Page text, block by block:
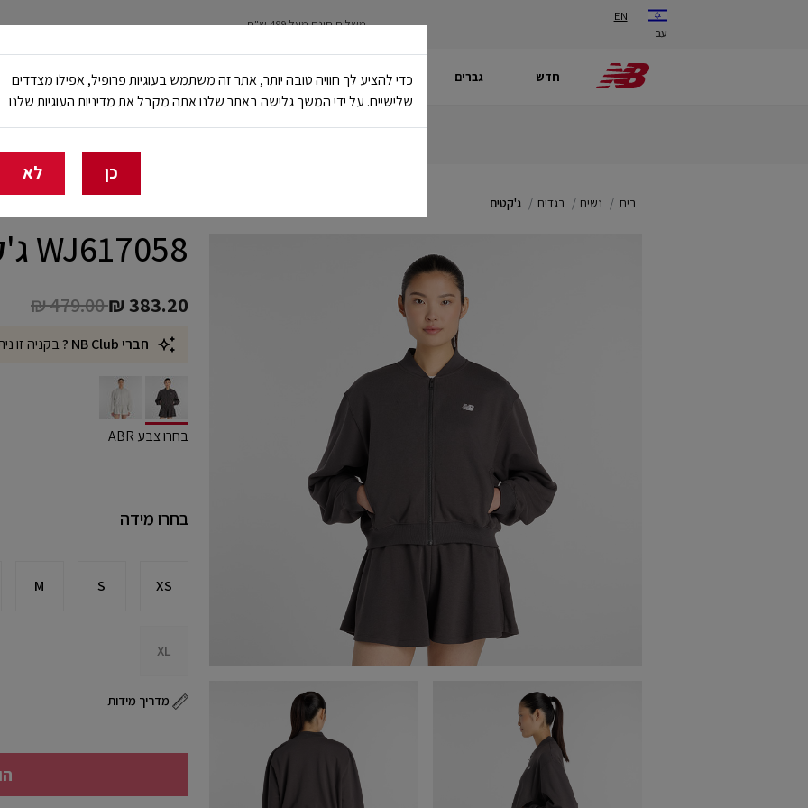
עב
EN
משלוח חינם מעל 499 ש"ח
חדש גברים נשים ילדים ריצה עבודה ובטיחות NB Club
🔥 20% הנחה על כל הביגוד באתר ובחנויות - לזמן מוגבל
בית נשים בגדים ג'קטים
WJ617058 ג'קט בומבר
Price reduced from
₪ 479.00to
₪ 383.20
חברי NB Club ? בקניה זו
selected
בחרו צבע ABR
בחרו מידה
XS
S
M
XL
מדריך מידות
כדי להציע לך חוויה טובה יותר, אתר זה משתמש בעוגיות פרופיל, אפילו מצדדים
שלישיים. על ידי המשך גלישה באתר שלנו אתה מקבל את מדיניות העוגיות שלנו
כן לא